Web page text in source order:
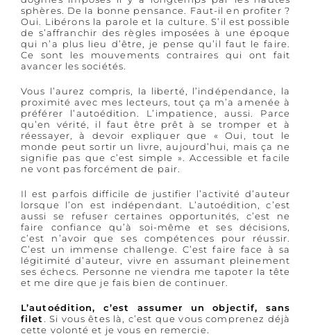
sphères. De la bonne pensance. Faut-il en profiter ?
Oui. Libérons la parole et la culture. S’il est possible
de s’affranchir des règles imposées à une époque
qui n’a plus lieu d’être, je pense qu’il faut le faire.
Ce sont les mouvements contraires qui ont fait
avancer les sociétés.
Vous l’aurez compris, la liberté, l’indépendance, la
proximité avec mes lecteurs, tout ça m’a amenée à
préférer l’autoédition. L’impatience, aussi. Parce
qu’en vérité, il faut être prêt à se tromper et à
réessayer, à devoir expliquer que « Oui, tout le
monde peut sortir un livre, aujourd’hui, mais ça ne
signifie pas que c’est simple ». Accessible et facile
ne vont pas forcément de pair.
Il est parfois difficile de justifier l’activité d’auteur
lorsque l’on est indépendant. L’autoédition, c’est
aussi se refuser certaines opportunités, c’est ne
faire confiance qu’à soi-même et ses décisions,
c’est n’avoir que ses compétences pour réussir.
C’est un immense challenge. C’est faire face à sa
légitimité d’auteur, vivre en assumant pleinement
ses échecs. Personne ne viendra me tapoter la tête
et me dire que je fais bien de continuer.
L’autoédition, c’est assumer un objectif, sans
filet
. Si vous êtes là, c’est que vous comprenez déjà
cette volonté et je vous en remercie.